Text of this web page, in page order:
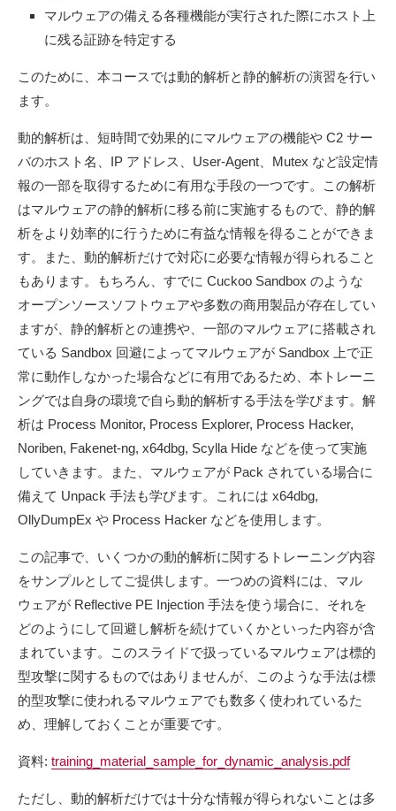
マルウェアの備える各種機能が実行された際にホスト上
に残る証跡を特定する
このために、本コースでは動的解析と静的解析の演習を行い
ます。
動的解析は、短時間で効果的にマルウェアの機能や C2 サー
バのホスト名、IP アドレス、User-Agent、Mutex など設定情
報の一部を取得するために有用な手段の一つです。この解析
はマルウェアの静的解析に移る前に実施するもので、静的解
析をより効率的に行うために有益な情報を得ることができま
す。また、動的解析だけで対応に必要な情報が得られること
もあります。もちろん、すでに Cuckoo Sandbox のような
オープンソースソフトウェアや多数の商用製品が存在してい
ますが、静的解析との連携や、一部のマルウェアに搭載され
ている Sandbox 回避によってマルウェアが Sandbox 上で正
常に動作しなかった場合などに有用であるため、本トレーニ
ングでは自身の環境で自ら動的解析する手法を学びます。解
析は Process Monitor, Process Explorer, Process Hacker,
Noriben, Fakenet-ng, x64dbg, Scylla Hide などを使って実施
していきます。また、マルウェアが Pack されている場合に
備えて Unpack 手法も学びます。これには x64dbg,
OllyDumpEx や Process Hacker などを使用します。
この記事で、いくつかの動的解析に関するトレーニング内容
をサンプルとしてご提供します。一つめの資料には、マル
ウェアが Reflective PE Injection 手法を使う場合に、それを
どのようにして回避し解析を続けていくかといった内容が含
まれています。このスライドで扱っているマルウェアは標的
型攻撃に関するものではありませんが、このような手法は標
的型攻撃に使われるマルウェアでも数多く使われているた
め、理解しておくことが重要です。
資料: training_material_sample_for_dynamic_analysis.pdf
ただし、動的解析だけでは十分な情報が得られないことは多